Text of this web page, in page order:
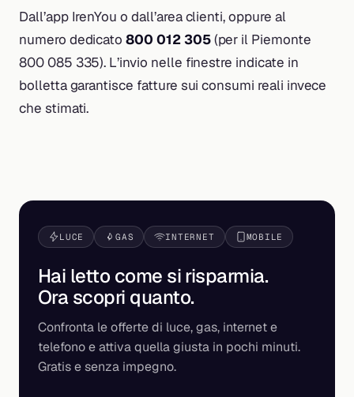
Dall’app IrenYou o dall’area clienti, oppure al
numero dedicato800 012 305(per il Piemonte
800 085 335). L’invio nelle finestre indicate in
bolletta garantisce fatture sui consumi reali invece
che stimati.
LUCE GAS INTERNET MOBILE
Hai letto come si risparmia.
Ora scopri quanto.
Confronta le offerte di luce, gas, internet e
telefono e attiva quella giusta in pochi minuti.
Gratis e senza impegno.